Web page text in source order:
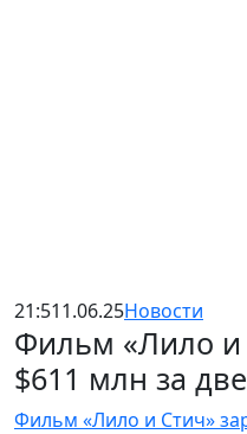
21:511.06.25Новости
Фильм «Лило и
$611 млн за
Фильм «Лило и Стич»